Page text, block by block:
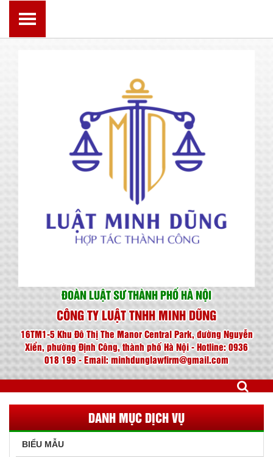
ĐOÀN LUẬT SƯ THÀNH PHỐ HÀ NỘI
CÔNG TY LUẬT TNHH MINH DŨNG
16TM1-5 Khu Đô Thị The Manor Central Park, đường Nguyễn
Xiển, phường Định Công, thành phố Hà Nội - Hotline: 0936
018 199 - Email: minhdunglawfirm@gmail.com
DANH MỤC DỊCH VỤ
BIỂU MẪU